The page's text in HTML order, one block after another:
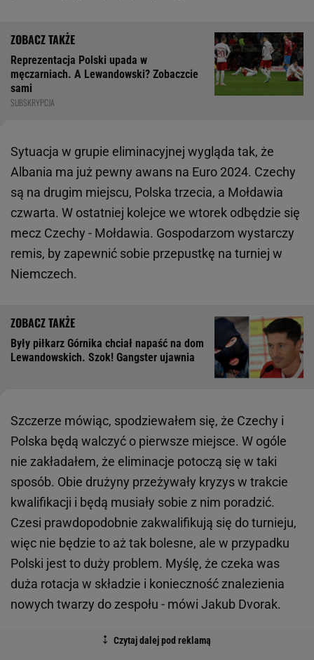
Reprezentacja Polski upada w
męczarniach. A Lewandowski? Zobaczcie
sami
SUBSKRYPCJA
Sytuacja w grupie eliminacyjnej wygląda tak, że
Albania ma już pewny awans na Euro 2024. Czechy
są na drugim miejscu, Polska trzecia, a Mołdawia
czwarta. W ostatniej kolejce we wtorek odbędzie się
mecz Czechy - Mołdawia. Gospodarzom wystarczy
remis, by zapewnić sobie przepustkę na turniej w
Niemczech.
Były piłkarz Górnika chciał napaść na dom
Lewandowskich. Szok! Gangster ujawnia
Szczerze mówiąc, spodziewałem się, że Czechy i
Polska będą walczyć o pierwsze miejsce. W ogóle
nie zakładałem, że eliminacje potoczą się w taki
sposób. Obie drużyny przeżywały kryzys w trakcie
kwalifikacji i będą musiały sobie z nim poradzić.
Czesi prawdopodobnie zakwalifikują się do turnieju,
więc nie będzie to aż tak bolesne, ale w przypadku
Polski jest to duży problem. Myślę, że czeka was
duża rotacja w składzie i konieczność znalezienia
nowych twarzy do zespołu - mówi Jakub Dvorak.